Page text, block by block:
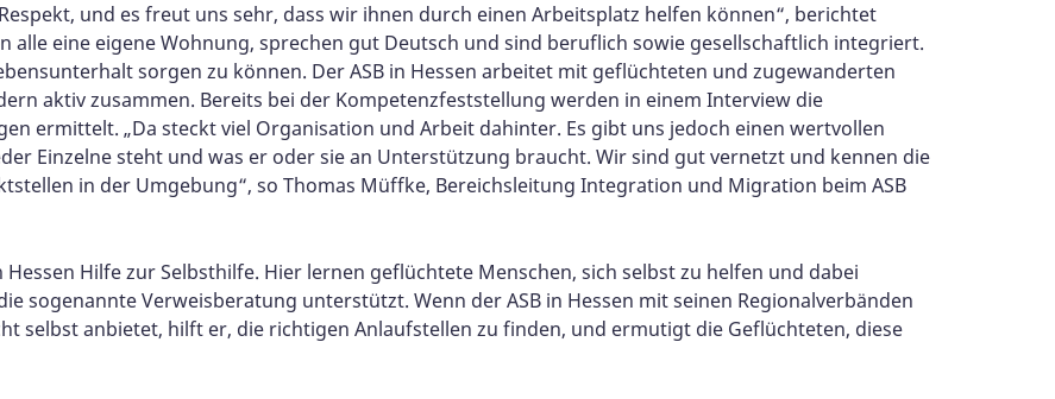
und es freut uns sehr, dass wir ihnen durch einen Arbeitsplatz helfen können“, berichtet
alle eine eigene Wohnung, sprechen gut Deutsch und sind beruflich sowie gesellschaftlich integriert.
sorgen zu können. Der ASB in Hessen arbeitet mit geflüchteten und zugewanderten
aktiv zusammen. Bereits bei der Kompetenzfeststellung werden in einem Interview die
ermittelt. „Da steckt viel Organisation und Arbeit dahinter. Es gibt uns jedoch einen wertvollen
Einzelne steht und was er oder sie an Unterstützung braucht. Wir sind gut vernetzt und kennen die
in der Umgebung“, so Thomas Müffke, Bereichsleitung Integration und Migration beim ASB
Hilfe zur Selbsthilfe. Hier lernen geflüchtete Menschen, sich selbst zu helfen und dabei
sogenannte Verweisberatung unterstützt. Wenn der ASB in Hessen mit seinen Regionalverbänden
selbst anbietet, hilft er, die richtigen Anlaufstellen zu finden, und ermutigt die Geflüchteten, diese